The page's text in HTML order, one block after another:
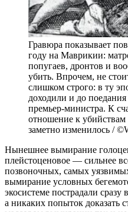
Гравюра показывает
году на Маврикии:
попугаев, дронтов и
убить. Впрочем, не
слишком строго: в ту
доходили и до поедания
премьер-министра. К
отношение к
заметно изменилось /
Нынешнее вымирание
плейстоценовое — сильнее
позвоночных, самых
вымирание условных
экосистеме пострадали
а никаких попыток доказать